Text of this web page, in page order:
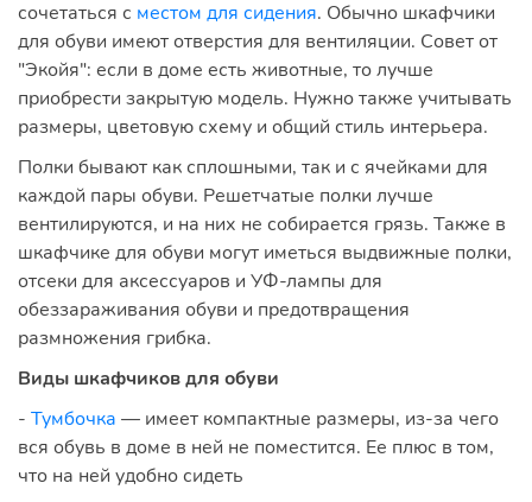
сочетаться с местом для сидения. Обычно шкафчики
для обуви имеют отверстия для вентиляции. Совет от
"Экойя": если в доме есть животные, то лучше
приобрести закрытую модель. Нужно также учитывать
размеры, цветовую схему и общий стиль интерьера.
Полки бывают как сплошными, так и с ячейками для
каждой пары обуви. Решетчатые полки лучше
вентилируются, и на них не собирается грязь. Также в
шкафчике для обуви могут иметься выдвижные полки,
отсеки для аксессуаров и УФ-лампы для
обеззараживания обуви и предотвращения
размножения грибка.
Виды шкафчиков для обуви
- Тумбочка — имеет компактные размеры, из-за чего
вся обувь в доме в ней не поместится. Ее плюс в том,
что на ней удобно сидеть